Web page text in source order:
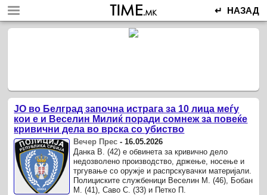
↵ НАЗАД
ЈО во Белград започна истрага за 10 лица меѓу
кои е и Веселин Милиќ поради сомнеж за повеќе
кривични дела во врска со убиство
Вечер Прес - 16.05.2026
Данка В. (42) е обвинета за кривично дело
недозволено производство, држење, носење и
тргување со оружје и распрскувачки материјали.
Полициските службеници Веселин М. (46), Бобан
М. (41), Саво С. (33) и Петко П.